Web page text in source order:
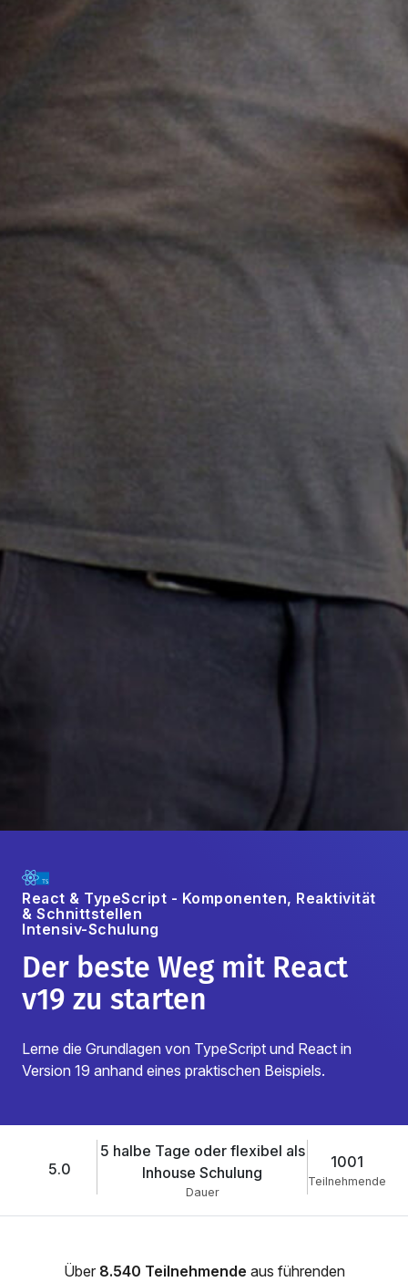
React & TypeScript - Komponenten, Reaktivität
& Schnittstellen
Intensiv-Schulung
Der beste Weg mit React
v19 zu starten
Lerne die Grundlagen von TypeScript und React in
Version 19 anhand eines praktischen Beispiels.
5.0
5 halbe Tage oder flexibel als
Inhouse Schulung
Dauer
1001
Teilnehmende
Über 8.540 Teilnehmende aus führenden